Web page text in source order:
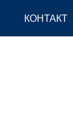
КОНТАКТ